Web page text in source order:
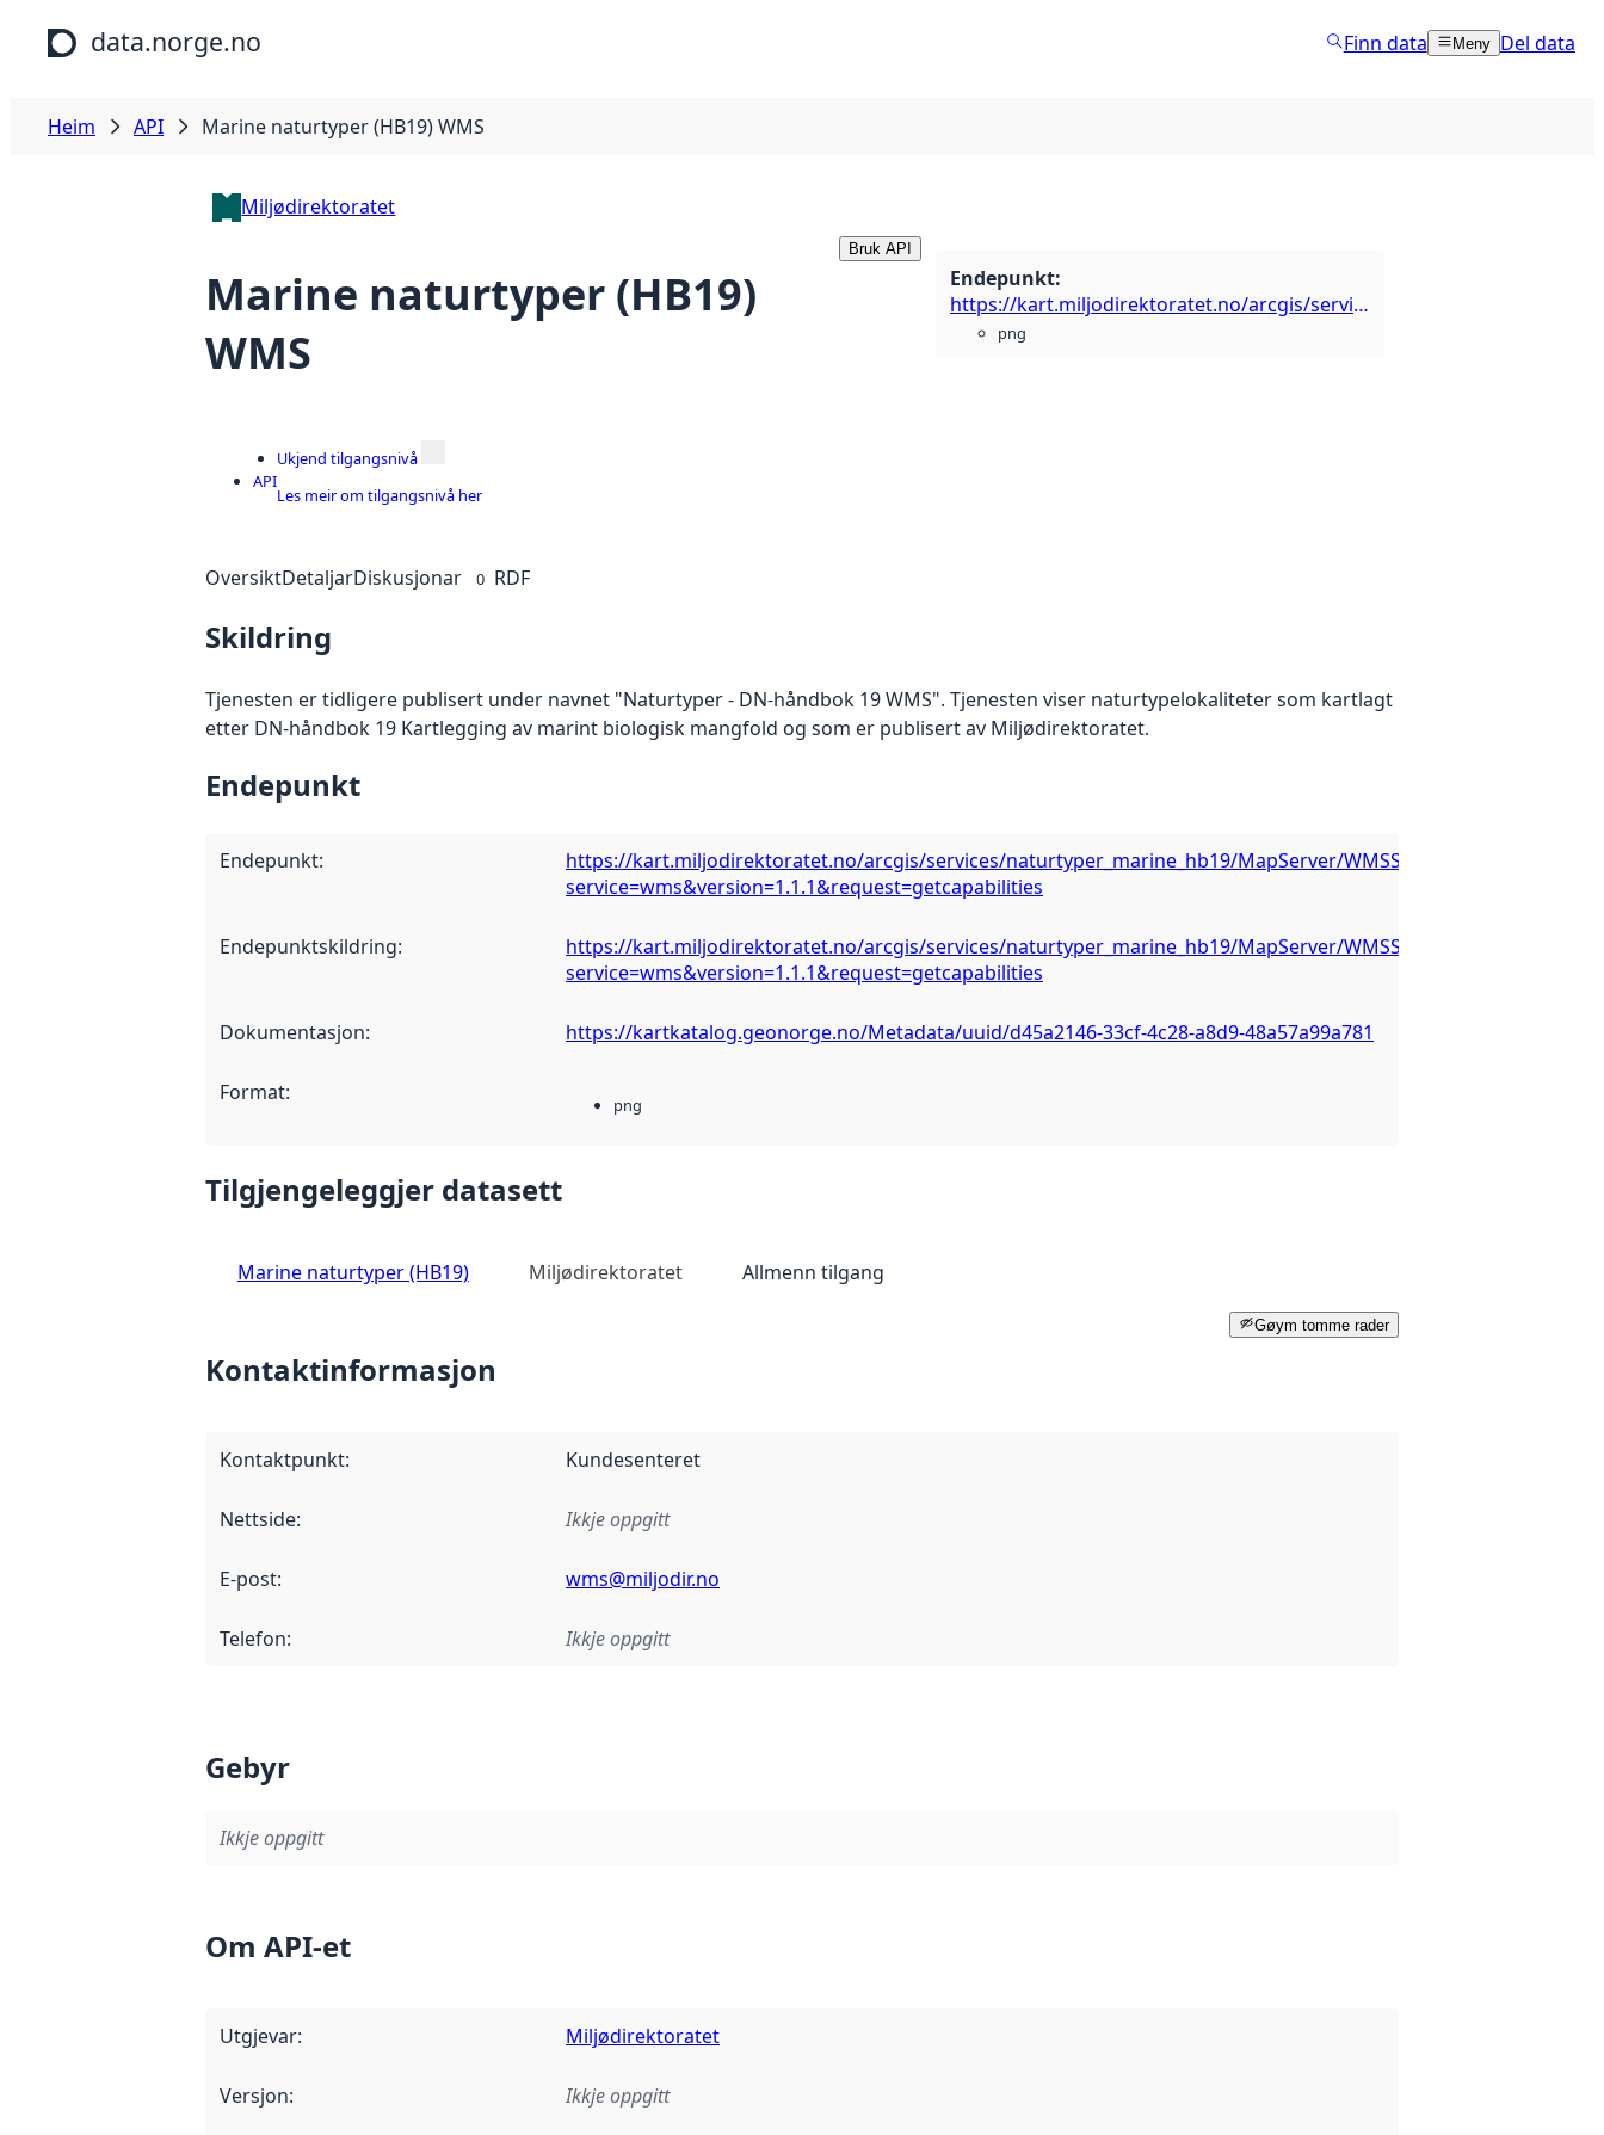
Hopp til hovudinnhald
data.norge.no Finn data Meny Del data
Heim API Marine naturtyper (HB19) WMS
Miljødirektoratet
Marine naturtyper (HB19)
WMS
Bruk API
Endepunkt:
https://kart.miljodirektoratet.no/arcgis/services/naturtyper_marine_hb19/MapServer/WMSServer?service=wms&version=1.1.1&request=getcapabilities
png
API
Ukjend tilgangsnivå
Les meir om tilgangsnivå her
OversiktDetaljarDiskusjonar 0 RDF
Skildring
Tjenesten er tidligere publisert under navnet "Naturtyper - DN-håndbok 19 WMS". Tjenesten viser naturtypelokaliteter som kartlagt
etter DN-håndbok 19 Kartlegging av marint biologisk mangfold og som er publisert av Miljødirektoratet.
Endepunkt
Endepunkt:
https://kart.miljodirektoratet.no/arcgis/services/naturtyper_marine_hb19/MapServer/WMSServer?
service=wms&version=1.1.1&request=getcapabilities
Endepunktskildring:
https://kart.miljodirektoratet.no/arcgis/services/naturtyper_marine_hb19/MapServer/WMSServer?
service=wms&version=1.1.1&request=getcapabilities
Dokumentasjon: https://kartkatalog.geonorge.no/Metadata/uuid/d45a2146-33cf-4c28-a8d9-48a57a99a781
Format: png
Tilgjengeleggjer datasett
Marine naturtyper (HB19) Miljødirektoratet Allmenn tilgang
Gøym tomme rader
Kontaktinformasjon
Kontaktpunkt: Kundesenteret
Nettside: Ikkje oppgitt
E-post: wms@miljodir.no
Telefon: Ikkje oppgitt
Gebyr
Ikkje oppgitt
Om API-et
Utgjevar: Miljødirektoratet
Versjon: Ikkje oppgitt